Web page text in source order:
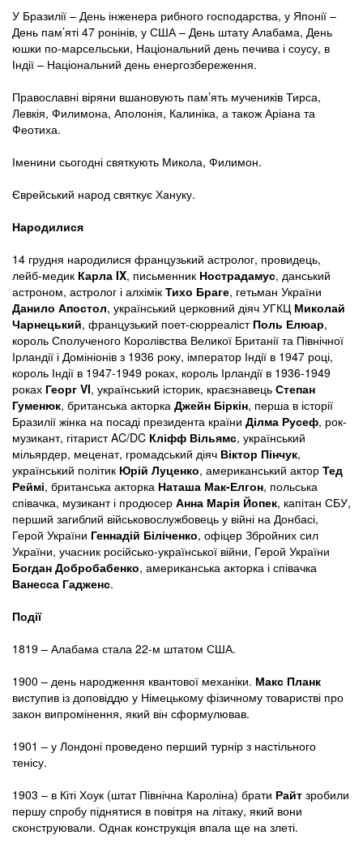
У Бразилії – День інженера рибного господарства, у Японії –
День пам’яті 47 ронінів, у США – День штату Алабама, День
юшки по-марсельськи, Національний день печива і соусу, в
Індії – Національний день енергозбереження.
Православні віряни вшановують пам’ять мучеників Тирса,
Левкія, Филимона, Аполонія, Калиніка, а також Аріана та
Феотиха.
Іменини сьогодні святкують Микола, Филимон.
Єврейський народ святкує Хануку.
Народилися
14 грудня народилися французький астролог, провидець,
лейб-медик Карла IX, письменник Нострадамус, данський
астроном, астролог і алхімік Тихо Браге, гетьман України
Данило Апостол, український церковний діяч УГКЦ Миколай
Чарнецький, французький поет-сюрреаліст Поль Елюар,
король Сполученого Королівства Великої Британії та Північної
Ірландії і Домініонів з 1936 року, імператор Індії в 1947 році,
король Індії в 1947-1949 роках, король Ірландії в 1936-1949
роках Георг VI, український історик, краєзнавець Степан
Гуменюк, британська акторка Джейн Біркін, перша в історії
Бразилії жінка на посаді президента країни Ділма Русеф, рок-
музикант, гітарист AC/DC Кліфф Вільямс, український
мільярдер, меценат, громадський діяч Віктор Пінчук,
український політик Юрій Луценко, американський актор Тед
Реймі, британська акторка Наташа Мак-Елгон, польська
співачка, музикант і продюсер Анна Марія Йопек, капітан СБУ,
перший загиблий військовослужбовець у війні на Донбасі,
Герой України Геннадій Біліченко, офіцер Збройних сил
України, учасник російсько-української війни, Герой України
Богдан Добробабенко, американська акторка і співачка
Ванесса Гадженс.
Події
1819 – Алабама стала 22-м штатом США.
1900 – день народження квантової механіки. Макс Планк
виступив із доповіддю у Німецькому фізичному товаристві про
закон випромінення, який він сформулював.
1901 – у Лондоні проведено перший турнір з настільного
тенісу.
1903 – в Кіті Хоук (штат Північна Кароліна) брати Райт зробили
першу спробу піднятися в повітря на літаку, який вони
сконструювали. Однак конструкція впала ще на злеті.